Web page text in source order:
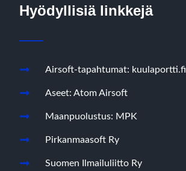
Hyödyllisiä linkkejä
Airsoft-tapahtumat: kuulaportti.fi
Aseet: Atom Airsoft
Maanpuolustus: MPK
Pirkanmaasoft Ry
Suomen Ilmailuliitto Ry